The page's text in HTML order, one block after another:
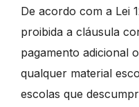
De acordo com a Lei
proibida a cláusula
pagamento adicional
qualquer material
escolas que